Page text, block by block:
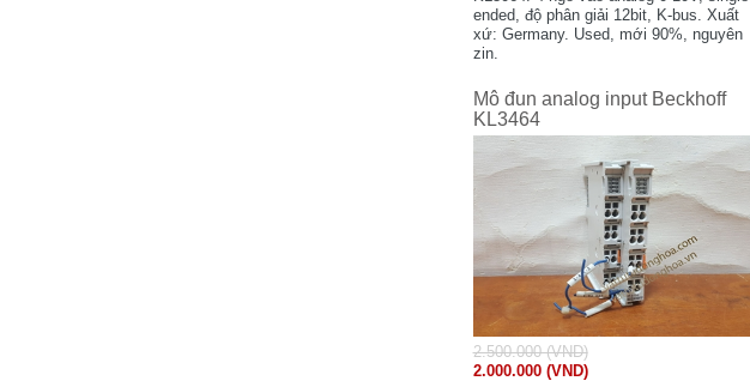
ended, độ phân giải 12bit, K-bus. Xuất
xứ: Germany. Used, mới 90%, nguyên
zin.
Mô đun analog input Beckhoff
KL3464
2.500.000 (VND)
2.000.000 (VND)